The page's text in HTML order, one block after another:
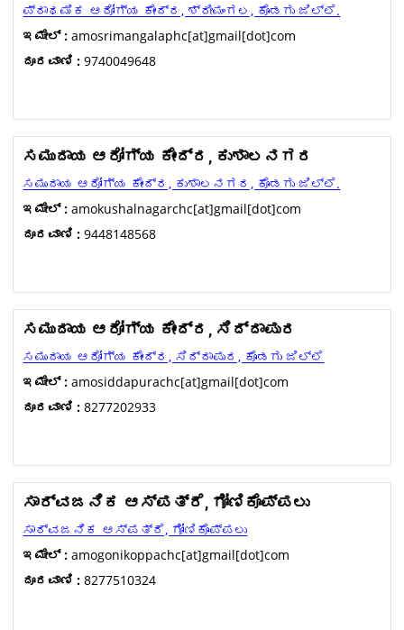
ಪ್ರಾಥಮಿಕ ಆರೋಗ್ಯ ಕೇಂದ್ರ, ಶ್ರೀಮಂಗಲ, ಕೊಡಗು ಜಿಲ್ಲೆ.
ಇಮೇಲ್ : amosrimangalaphc[at]gmail[dot]com
ದೂರವಾಣಿ : 9740049648
ಸಮುದಾಯ ಆರೋಗ್ಯ ಕೇಂದ್ರ, ಕುಶಾಲನಗರ
ಸಮುದಾಯ ಆರೋಗ್ಯ ಕೇಂದ್ರ, ಕುಶಾಲನಗರ, ಕೊಡಗು ಜಿಲ್ಲೆ.
ಇಮೇಲ್ : amokushalnagarchc[at]gmail[dot]com
ದೂರವಾಣಿ : 9448148568
ಸಮುದಾಯ ಆರೋಗ್ಯ ಕೇಂದ್ರ, ಸಿದ್ದಾಪುರ
ಸಮುದಾಯ ಆರೋಗ್ಯ ಕೇಂದ್ರ, ಸಿದ್ದಾಪುರ, ಕೊಡಗು ಜಿಲ್ಲೆ
ಇಮೇಲ್ : amosiddapurachc[at]gmail[dot]com
ದೂರವಾಣಿ : 8277202933
ಸಾರ್ವಜನಿಕ ಆಸ್ಪತ್ರೆ, ಗೋಣಿಕೊಪ್ಪಲು
ಸಾರ್ವಜನಿಕ ಆಸ್ಪತ್ರೆ, ಗೋಣಿಕೊಪ್ಪಲು
ಇಮೇಲ್ : amogonikoppachc[at]gmail[dot]com
ದೂರವಾಣಿ : 8277510324